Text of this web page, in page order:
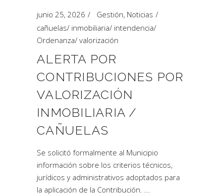
junio 25, 2026 Gestión, Noticias
cañuelas/ inmobiliaria/ intendencia/
Ordenanza/ valorización
ALERTA POR
CONTRIBUCIONES POR
VALORIZACIÓN
INMOBILIARIA /
CAÑUELAS
Se solicitó formalmente al Municipio
información sobre los criterios técnicos,
jurídicos y administrativos adoptados para
la aplicación de la Contribución.